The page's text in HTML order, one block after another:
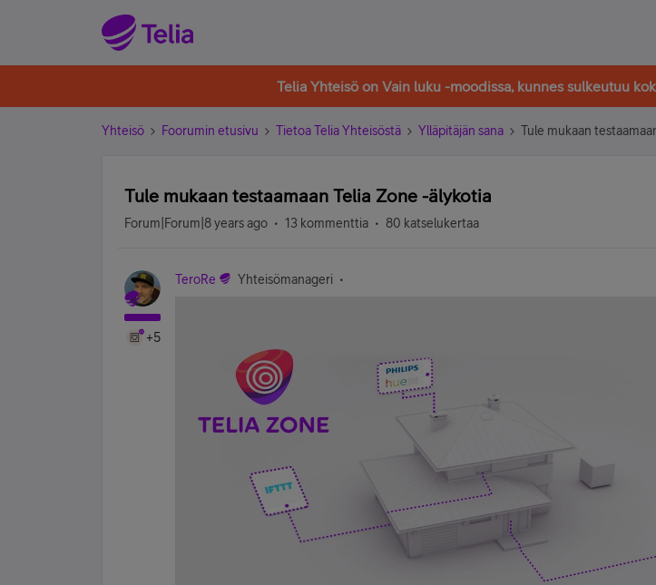
Telia Yhteisö on Vain luku -moodissa, kunnes sulkeutuu
Yhteisö Foorumin etusivu Tietoa Telia Yhteisöstä Ylläpitäjän sana Tule mukaan
Tule mukaan testaamaan Telia Zone -älykotia
Forum|Forum|8 years ago 13 kommenttia 80 katselukertaa
+5
TeroRe Yhteisömanageri